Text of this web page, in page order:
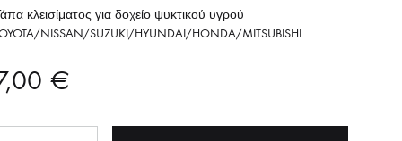
ΣΕΝΣΟΡΕΣ ΣΤΡΟΦΩΝ
κλεισίματος για δοχείο ψυκτικού υγρού
NISSAN/SUZUKI/HYUNDAI/HONDA/MITSUBISHI
€